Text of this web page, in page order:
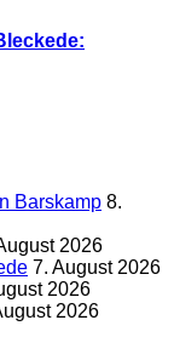
Barskamp 8.
2026
7. August 2026
2026
2026